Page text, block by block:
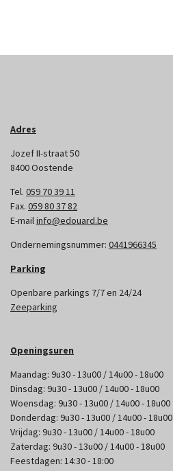
Adres
Jozef II-straat 50
8400 Oostende
Tel. 059 70 39 11
Fax. 059 80 37 82
E-mailinfo@edouard.be
Ondernemingsnummer: 0441966345
Parking
Openbare parkings 7/7 en 24/24
Zeeparking
Openingsuren
Maandag: 9u30 - 13u00 / 14u00 - 18u00
Dinsdag: 9u30 - 13u00 / 14u00 - 18u00
Woensdag: 9u30 - 13u00 / 14u00 - 18u00
Donderdag: 9u30 - 13u00 / 14u00 - 18u00
Vrijdag: 9u30 - 13u00 / 14u00 - 18u00
Zaterdag: 9u30 - 13u00 / 14u00 - 18u00
Feestdagen: 14:30 - 18:00